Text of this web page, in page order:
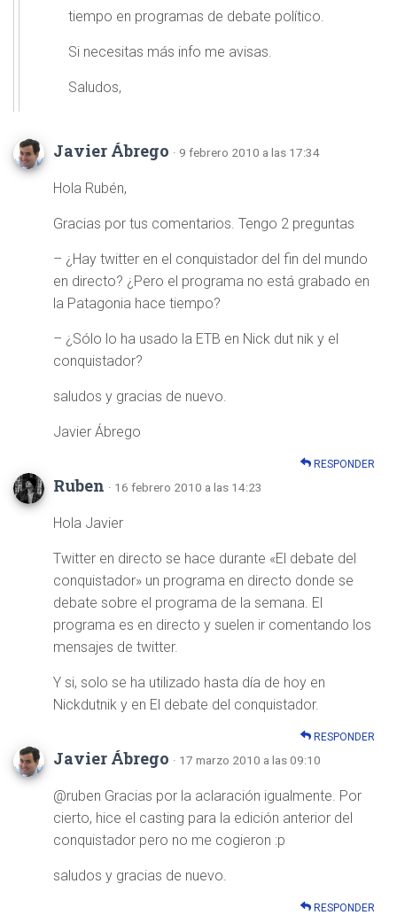
tiempo en programas de debate político.
Si necesitas más info me avisas.
Saludos,
Javier Ábrego · 9 febrero 2010 a las 17:34
Hola Rubén,
Gracias por tus comentarios. Tengo 2 preguntas
– ¿Hay twitter en el conquistador del fin del mundo
en directo? ¿Pero el programa no está grabado en
la Patagonia hace tiempo?
– ¿Sólo lo ha usado la ETB en Nick dut nik y el
conquistador?
saludos y gracias de nuevo.
Javier Ábrego
RESPONDER
Ruben · 16 febrero 2010 a las 14:23
Hola Javier
Twitter en directo se hace durante «El debate del
conquistador» un programa en directo donde se
debate sobre el programa de la semana. El
programa es en directo y suelen ir comentando los
mensajes de twitter.
Y si, solo se ha utilizado hasta día de hoy en
Nickdutnik y en El debate del conquistador.
RESPONDER
Javier Ábrego · 17 marzo 2010 a las 09:10
@ruben Gracias por la aclaración igualmente. Por
cierto, hice el casting para la edición anterior del
conquistador pero no me cogieron :p
saludos y gracias de nuevo.
RESPONDER